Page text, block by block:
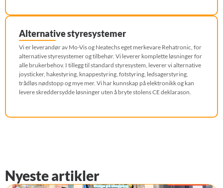
Alternative styresystemer
Vi er leverandør av Mo-Vis og Neatechs eget merkevare Rehatronic, for
alternative styresystemer og tilbehør. Vi leverer komplette løsninger for
alle brukerbehov. I tillegg til standard styresystem, leverer vi alternative
joysticker, hakestyring, knappestyring, fotstyring, ledsagerstyring,
trådløs nødstopp og mye mer. Vi har kunnskap på elektronikk og kan
levere skreddersydde løsninger uten å bryte stolens CE deklarason.
Nyeste artikler